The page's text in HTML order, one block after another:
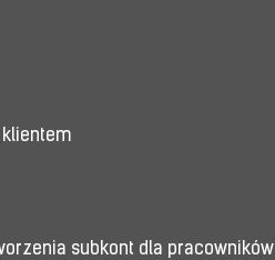
klientem
subkont dla pracowników